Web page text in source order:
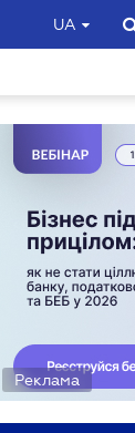
UA
Реклама